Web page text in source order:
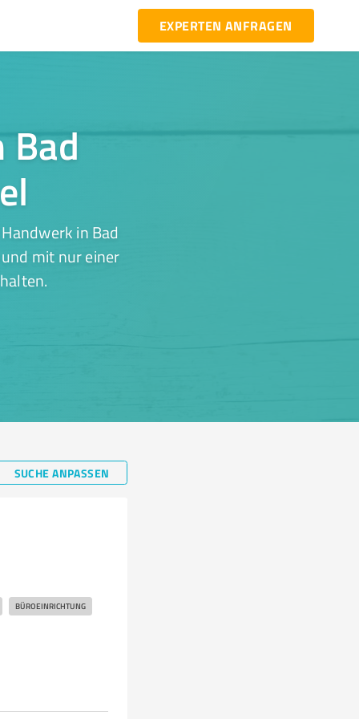
EXPERTEN ANFRAGEN
in Bad
mit nur einer
SUCHE ANPASSEN
BÜROEINRICHTUNG